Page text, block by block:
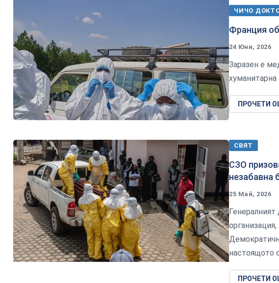
ЧИЧО
Франция
24 Юни, 2026
Заразен е
ПРОЧЕТИ
СВЯТ
СЗО
незабавна
25 Май, 2026
настоящото
ПРОЧЕТИ